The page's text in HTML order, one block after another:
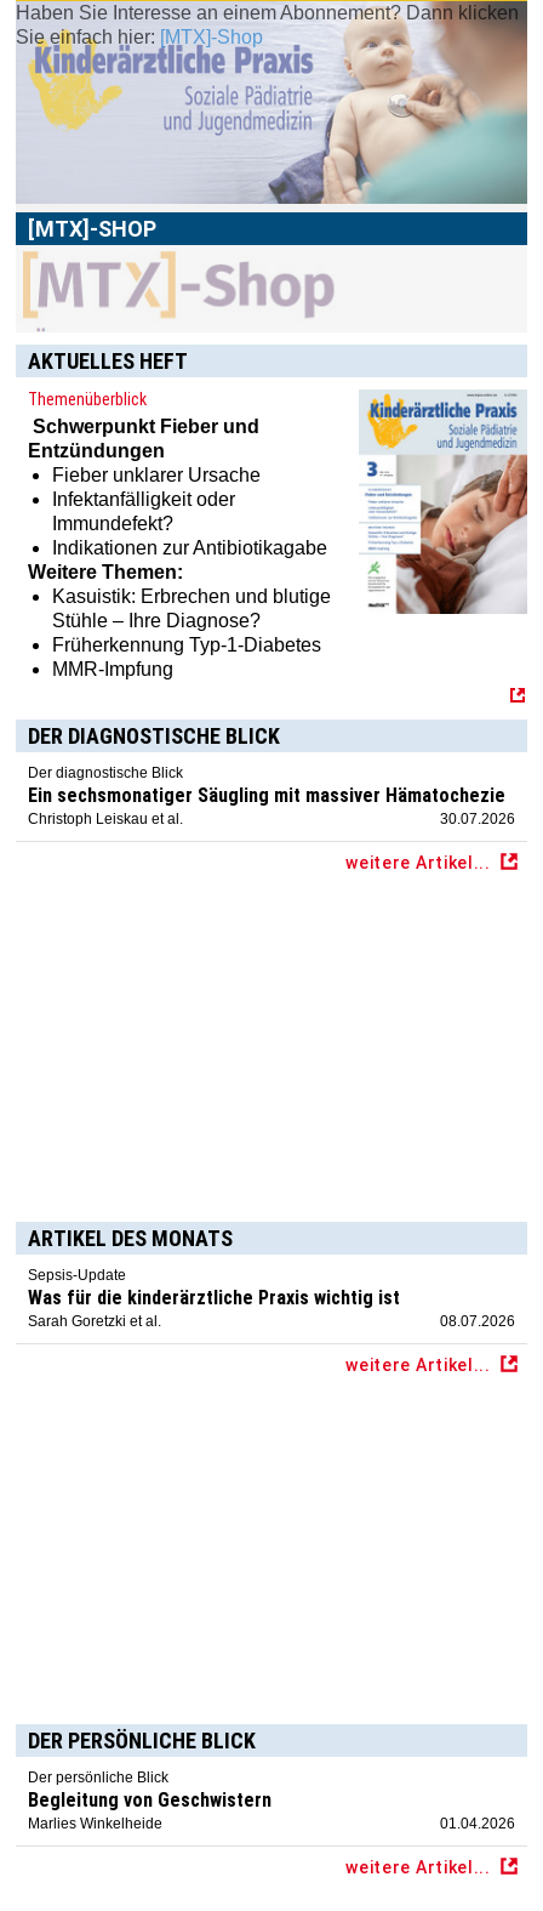
Haben Sie Interesse an einem Abonnement? Dann klicken
Sie einfach hier: [MTX]-Shop
[MTX]-SHOP
finden Sie alle Produkte aus unserem
Verlagsprogramm: Bücher, Zeitschriften oder
Schulungsprogramme sowie praktische Accessoires.
AKTUELLES HEFT
Themenüberblick
Schwerpunkt Fieber und
Entzündungen
Fieber unklarer Ursache
Infektanfälligkeit oder
Immundefekt?
Indikationen zur Antibiotikagabe
Weitere Themen:
Kasuistik: Erbrechen und blutige
Stühle – Ihre Diagnose?
Früherkennung Typ-1-Diabetes
MMR-Impfung
DER DIAGNOSTISCHE BLICK
Der diagnostische Blick
Ein sechsmonatiger Säugling mit massiver Hämatochezie
Christoph Leiskau et al. 30.07.2026
weitere Artikel...
ARTIKEL DES MONATS
Sepsis-Update
Was für die kinderärztliche Praxis wichtig ist
Sarah Goretzki et al. 08.07.2026
weitere Artikel...
DER PERSÖNLICHE BLICK
Der persönliche Blick
Begleitung von Geschwistern
Marlies Winkelheide 01.04.2026
weitere Artikel...